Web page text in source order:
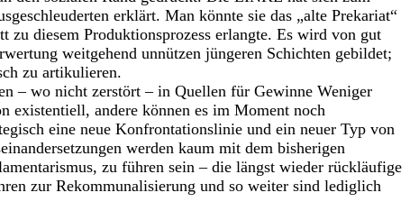
erklärt. Man könnte sie das „alte Prekariat“
zu diesem Produktionsprozess erlangte. Es wird von gut
weitgehend unnützen jüngeren Schichten gebildet;
zu artikulieren.
– wo nicht zerstört – in Quellen für Gewinne Weniger
existentiell, andere können es im Moment noch
eine neue Konfrontationslinie und ein neuer Typ von
werden kaum mit dem bisherigen
zu führen sein – die längst wieder rückläufige
zur Rekommunalisierung und so weiter sind lediglich